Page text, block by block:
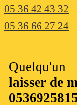
05 36 42 43 32
05 36 66 27 24
laisser de